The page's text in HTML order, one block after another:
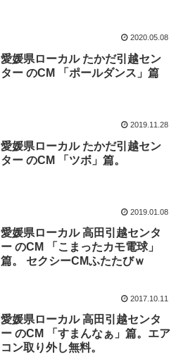
2020.05.08
愛媛県ローカル たかだ引越セン
ター のCM 「ポールダンス」篇
2019.11.28
愛媛県ローカル たかだ引越セン
ター のCM 「ツボ」篇。
2019.01.08
愛媛県ローカル 高田引越センタ
ー のCM 「こまったカモ電球」
篇。 セクシーCMふたたびｗ
2017.10.11
愛媛県ローカル 高田引越センタ
ー のCM 「すまんなぁ」篇。エア
コン取り外し無料。